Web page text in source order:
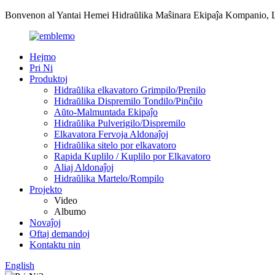
Bonvenon al Yantai Hemei Hidraŭlika Maŝinara Ekipaĵa Kompanio,
Hejmo
Pri Ni
Produktoj
Hidraŭlika elkavatoro Grimpilo/Prenilo
Hidraŭlika Dispremilo Tondilo/Pinĉilo
Aŭto-Malmuntada Ekipaĵo
Hidraŭlika Pulverigilo/Dispremilo
Elkavatora Fervoja Aldonaĵoj
Hidraŭlika sitelo por elkavatoro
Rapida Kuplilo / Kuplilo por Elkavatoro
Aliaj Aldonaĵoj
Hidraŭlika Martelo/Rompilo
Projekto
Video
Albumo
Novaĵoj
Oftaj demandoj
Kontaktu nin
English